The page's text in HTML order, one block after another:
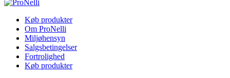
Køb produkter
Om ProNelli
Miljøhensyn
Salgsbetingelser
Fortrolighed
Køb produkter